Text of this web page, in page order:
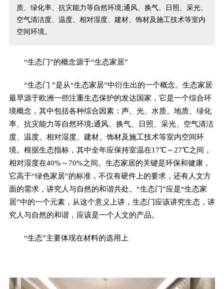
质、绿化率、抗灾能力等自然环境;通风、换气、日照、采光、
空气清洁度、温度、相对湿度、建材、饰材及施工技术等室内
空间环境。
“生态门”的概念源于“生态家居”
“生态门 ”是从“生态家居”中衍生出的一个概念。生态家居
最早源于欧洲一些注重生态保护的发达国家，它是一个综合环
境概念，其中包括各种综合因素：声、光、水质、地质、绿化
率、抗灾能力等自然环境;通风、换气、日照、采光、空气清洁
度、温度、相对湿度、建材、饰材及施工技术等室内空间环
境。根据生态指标，其中全年应保持室温在17℃～27℃之间，
相对湿度在40%～70%之间。生态家居的关键是环保和健康，
它高于“绿色家居”的标准，不仅有硬件上的要求，还有人文方
面的需求，讲究人与自然的和谐共处。“生态门”应是“生态家
居”中的一个元素，从这个意义上讲，生态门应该讲究生态，讲
究人与自然的和谐，应该是一个人文的产品。
“生态”主要体现在材料的选用上